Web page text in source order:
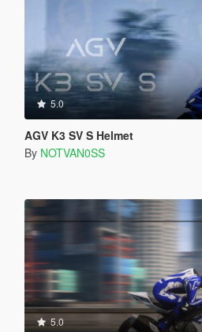
5.0
AGV K3 SV S Helmet
By NOTVAN0SS
5.0